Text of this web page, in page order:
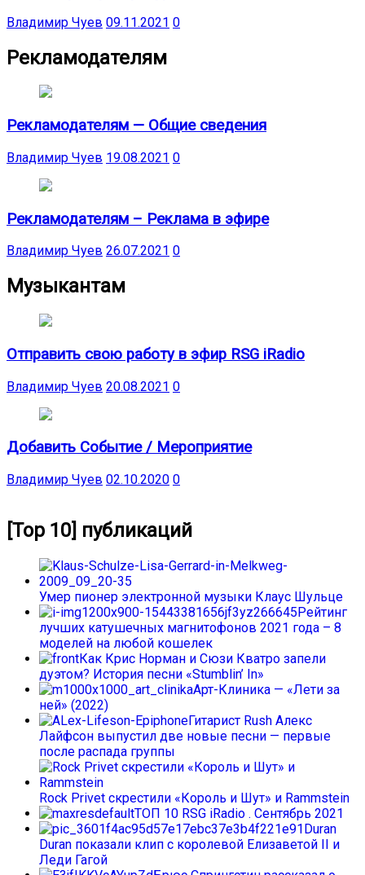
Владимир Чуев 09.11.2021 0
Рекламодателям
Рекламодателям — Общие сведения
Владимир Чуев 19.08.2021 0
Рекламодателям – Реклама в эфире
Владимир Чуев 26.07.2021 0
Музыкантам
Отправить свою работу в эфир RSG iRadio
Владимир Чуев 20.08.2021 0
Добавить Событие / Мероприятие
Владимир Чуев 02.10.2020 0
[Top 10] публикаций
Умер пионер электронной музыки Клаус Шульце
Рейтинг
лучших катушечных магнитофонов 2021 года – 8
моделей на любой кошелек
Как Крис Норман и Сюзи Кватро запели
дуэтом? История песни «Stumblin’ In»
Арт-Клиника — «Лети за
ней» (2022)
Гитарист Rush Алекс
Лайфсон выпустил две новые песни — первые
после распада группы
Rock Privet скрестили «Король и Шут» и Rammstein
ТОП 10 RSG iRadio . Сентябрь 2021
Duran
Duran показали клип с королевой Елизаветой II и
Леди Гагой